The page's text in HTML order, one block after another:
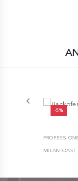
-5%
MILANTOAST
€ 398,00